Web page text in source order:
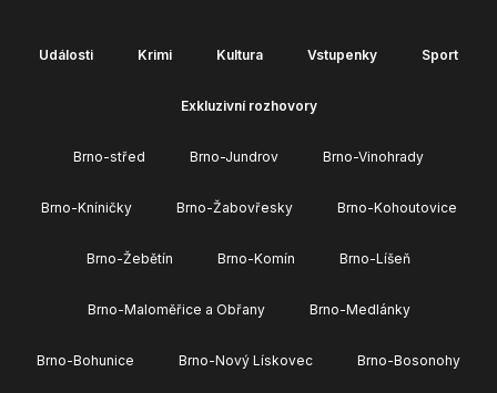
Události Krimi Kultura Vstupenky Sport
Exkluzivní rozhovory
Brno-střed Brno-Jundrov Brno-Vinohrady
Brno-Kníničky Brno-Žabovřesky Brno-Kohoutovice
Brno-Žebětín Brno-Komín Brno-Líšeň
Brno-Maloměřice a Obřany Brno-Medlánky
Brno-Bohunice Brno-Nový Lískovec Brno-Bosonohy